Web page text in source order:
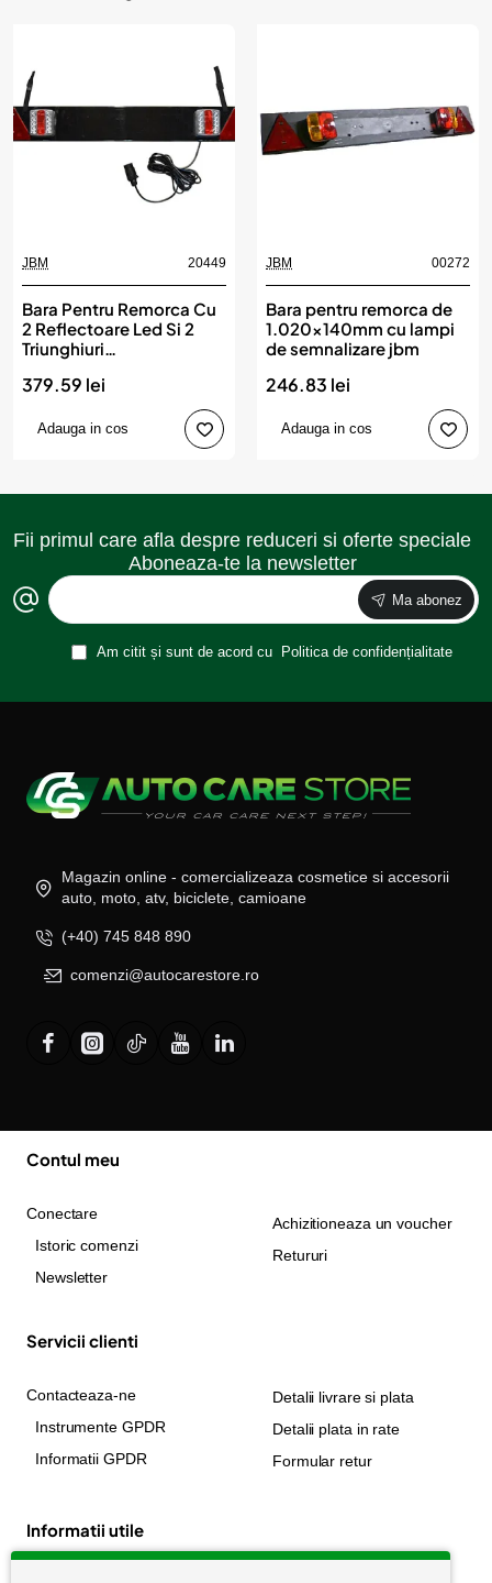
JBM 20449
Bara Pentru Remorca Cu
2 Reflectoare Led Si 2
Triunghiuri
De 5 M Jbm
379.59 lei
Adauga in cos
JBM 00272
Bara pentru remorca de
1.020x140mm cu lampi
de semnalizare jbm
246.83 lei
Adauga in cos
Fii primul care afla despre reduceri si oferte speciale
Aboneaza-te la newsletter
Ma abonez
Am citit și sunt de acord cu Politica de confidențialitate
Magazin online - comercializeaza cosmetice si accesorii
auto, moto, atv, biciclete, camioane
(+40) 745 848 890
comenzi@autocarestore.ro
Contul meu
Conectare
Istoric comenzi
Newsletter
Achizitioneaza un voucher
Retururi
Servicii clienti
Contacteaza-ne
Instrumente GPDR
Informatii GPDR
Detalii livrare si plata
Detalii plata in rate
Formular retur
Informatii utile